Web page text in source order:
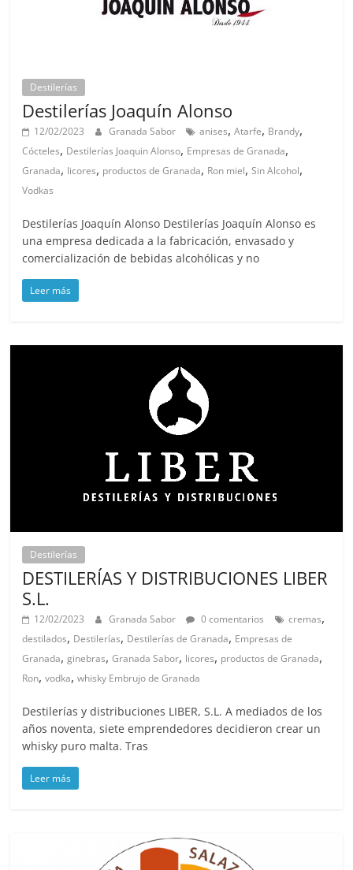
Destilerías
Destilerías Joaquín Alonso
12/02/2023 Granada Sabor anises,Atarfe, Brandy,
Cócteles, Destilerías Joaquin Alonso, Empresas de Granada,
Granada, licores, productos de Granada, Ron miel,Sin Alcohol,
Vodkas
Destilerías Joaquín Alonso Destilerías Joaquín Alonso es
una empresa dedicada a la fabricación, envasado y
comercialización de bebidas alcohólicas y no
Leer más
Destilerías
DESTILERÍAS Y DISTRIBUCIONES LIBER
S.L.
12/02/2023 Granada Sabor 0 comentarios cremas,
destilados, Destilerías, Destilerías de Granada, Empresas de
Granada,ginebras,Granada Sabor, licores, productos de Granada,
Ron,vodka,whisky Embrujo de Granada
Destilerías y distribuciones LIBER, S.L. A mediados de los
años noventa, siete emprendedores decidieron crear un
whisky puro malta. Tras
Leer más